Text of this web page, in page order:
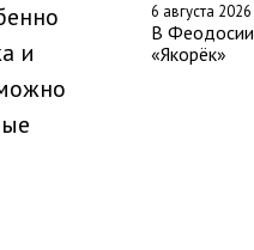
6 августа 2026
В
«Якорёк»
и